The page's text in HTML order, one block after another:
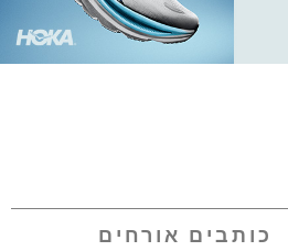
כותבים אורחים